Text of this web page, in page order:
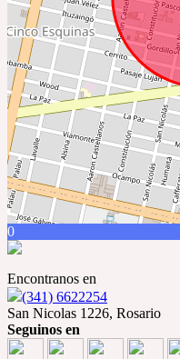
0
Encontranos en
(341) 6622254
San Nicolas 1226, Rosario
Seguinos en